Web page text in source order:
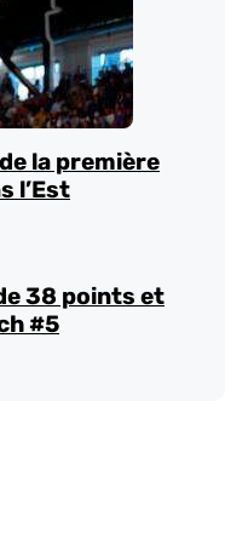
la première
l’Est
38 points et
#5